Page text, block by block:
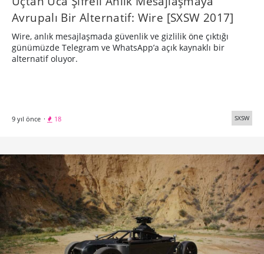
Avrupalı Bir Alternatif: Wire [SXSW 2017]
Wire, anlık mesajlaşmada güvenlik ve gizlilik öne çıktığı
günümüzde Telegram ve WhatsApp’a açık kaynaklı bir
alternatif oluyor.
9 yıl önce · 18 SXSW